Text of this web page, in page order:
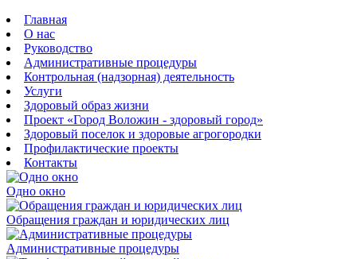
Главная
О нас
Руководство
Административные процедуры
Контрольная (надзорная) деятельность
Услуги
Здоровый образ жизни
Проект «Город Воложин - здоровый город»
Здоровый поселок и здоровые агрогородки
Профилактические проекты
Контакты
Одно окно
Обращения граждан и юридических лиц
Административные процедуры